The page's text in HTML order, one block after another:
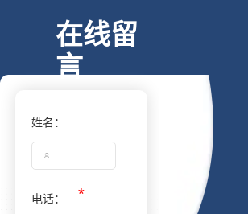
在线留
言
姓名：
电话：